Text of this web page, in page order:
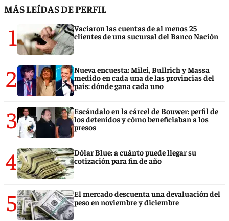
MÁS LEÍDAS DE PERFIL
1
Vaciaron las cuentas de al menos 25
clientes de una sucursal del Banco Nación
2
Nueva encuesta: Milei, Bullrich y Massa
medido en cada una de las provincias del
país: dónde gana cada uno
3
Escándalo en la cárcel de Bouwer: perfil de
los detenidos y cómo beneficiaban a los
presos
4
Dólar Blue: a cuánto puede llegar su
cotización para fin de año
5
El mercado descuenta una devaluación del
peso en noviembre y diciembre